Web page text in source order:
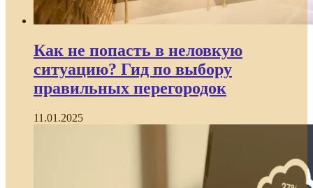
Как не попасть в неловкую
ситуацию? Гид по выбору
правильных перегородок
11.01.2025